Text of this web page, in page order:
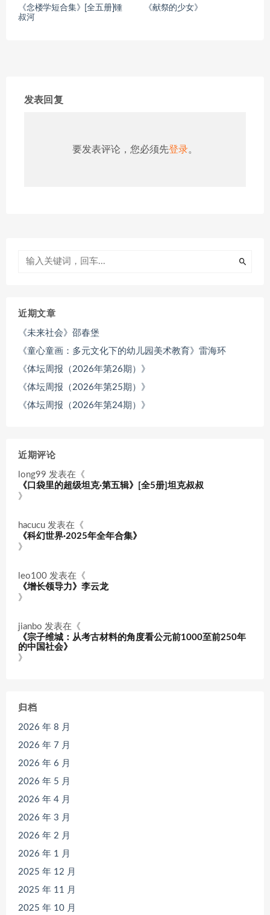
《念楼学短合集》[全五册]锺
叔河
《献祭的少女》
发表回复
要发表评论，您必须先登录。
近期文章
《未来社会》邵春堡
《童心童画：多元文化下的幼儿园美术教育》雷海环
《体坛周报（2026年第26期）》
《体坛周报（2026年第25期）》
《体坛周报（2026年第24期）》
近期评论
long99 发表在《
《口袋里的超级坦克·第五辑》[全5册]坦克叔叔
》
hacucu 发表在《
《科幻世界·2025年全年合集》
》
leo100 发表在《
《增长领导力》李云龙
》
jianbo 发表在《
《宗子维城：从考古材料的角度看公元前1000至前250年
的中国社会》
》
归档
2026 年 8 月
2026 年 7 月
2026 年 6 月
2026 年 5 月
2026 年 4 月
2026 年 3 月
2026 年 2 月
2026 年 1 月
2025 年 12 月
2025 年 11 月
2025 年 10 月